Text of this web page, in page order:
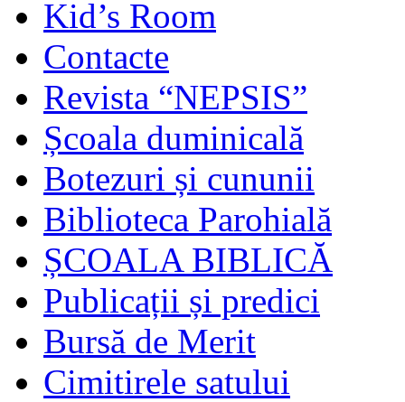
Kid’s Room
Contacte
Revista “NEPSIS”
Școala duminicală
Botezuri și cununii
Biblioteca Parohială
ȘCOALA BIBLICĂ
Publicații și predici
Bursă de Merit
Cimitirele satului